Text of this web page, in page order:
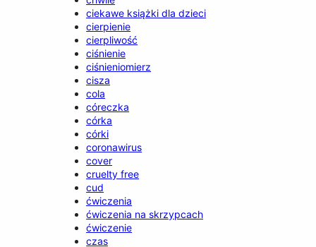
ciekawe książki dla dzieci
cierpienie
cierpliwość
ciśnienie
ciśnieniomierz
cisza
cola
córeczka
córka
córki
coronawirus
cover
cruelty free
cud
ćwiczenia
ćwiczenia na skrzypcach
ćwiczenie
czas